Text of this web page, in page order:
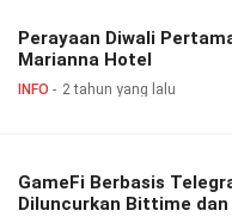
Perayaan Diwali
Marianna Hotel
INFO 2 tahun yang lalu
GameFi Berbasis
Diluncurkan Bittime dan